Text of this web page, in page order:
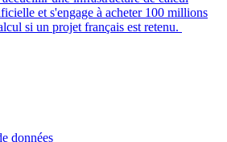
et s'engage à acheter 100 millions
si un projet français est retenu.
données